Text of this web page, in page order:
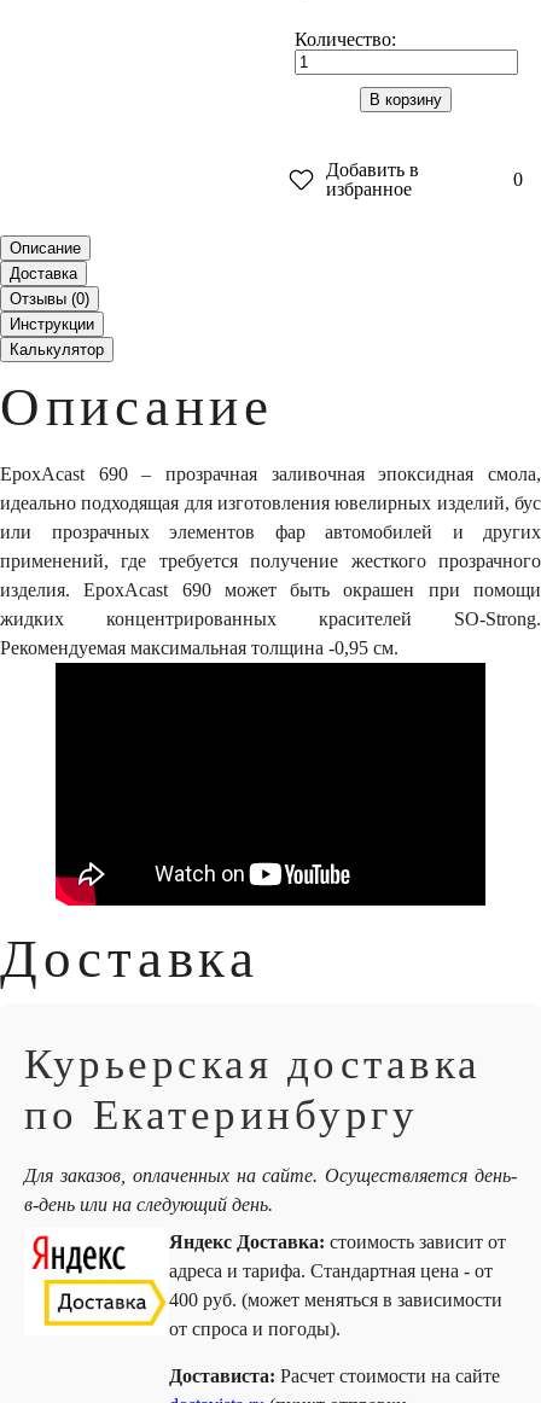
Количество:
В корзину
Добавить в
избранное
0
Описание
Доставка
Отзывы (0)
Инструкции
Калькулятор
Описание
EpoxAcast 690 – прозрачная заливочная эпоксидная смола,
идеально подходящая для изготовления ювелирных изделий, бус
или прозрачных элементов фар автомобилей и других
применений, где требуется получение жесткого прозрачного
изделия. EpoxAcast 690 может быть окрашен при помощи
жидких концентрированных красителей SO-Strong.
Рекомендуемая максимальная толщина -0,95 см.
Доставка
Курьерская доставка
по Екатеринбургу
Для заказов, оплаченных на сайте. Осуществляется день-
в-день или на следующий день.
Яндекс Доставка: стоимость зависит от
адреса и тарифа. Стандартная цена - от
400 руб. (может меняться в зависимости
от спроса и погоды).
Достависта: Расчет стоимости на сайте